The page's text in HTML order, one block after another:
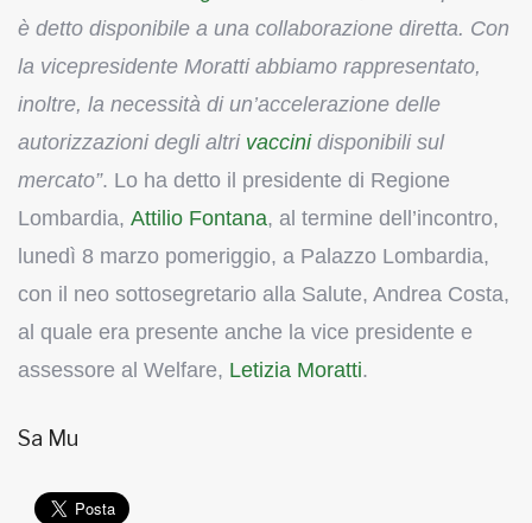
è detto disponibile a una collaborazione diretta. Con
la vicepresidente Moratti abbiamo rappresentato,
inoltre, la necessità di un’accelerazione delle
autorizzazioni degli altri vaccinidisponibili sul
mercato”. Lo ha detto il presidente di Regione
Lombardia, Attilio Fontana, al termine dell’incontro,
lunedì 8 marzo pomeriggio, a Palazzo Lombardia,
con il neo sottosegretario alla Salute, Andrea Costa,
al quale era presente anche la vice presidente e
assessore al Welfare, Letizia Moratti.
Sa Mu